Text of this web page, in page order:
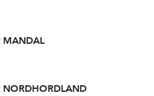
MANDAL
NORDHORDLAND